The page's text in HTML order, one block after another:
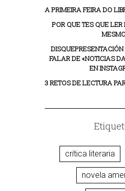
A PRIMEIRA FEIRA DO
POR QUE TES QUE
FALAR DE «NOTICIAS
EN
3 RETOS DE LECTURA
crítica literaria
novela